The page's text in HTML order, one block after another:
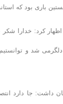
کرد: خدارا شکر
شد و توانستیم
داشت: جا دارد